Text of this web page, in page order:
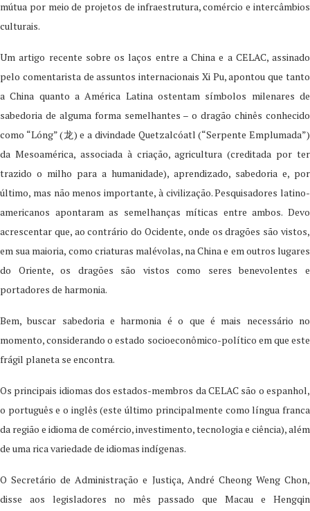
mútua por meio de projetos de infraestrutura, comércio e intercâmbios
culturais.
Um artigo recente sobre os laços entre a China e a CELAC, assinado
pelo comentarista de assuntos internacionais Xi Pu, apontou que tanto
a China quanto a América Latina ostentam símbolos milenares de
sabedoria de alguma forma semelhantes – o dragão chinês conhecido
como “Lóng” (龙) e a divindade Quetzalcóatl (“Serpente Emplumada”)
da Mesoamérica, associada à criação, agricultura (creditada por ter
trazido o milho para a humanidade), aprendizado, sabedoria e, por
último, mas não menos importante, à civilização. Pesquisadores latino-
americanos apontaram as semelhanças míticas entre ambos. Devo
acrescentar que, ao contrário do Ocidente, onde os dragões são vistos,
em sua maioria, como criaturas malévolas, na China e em outros lugares
do Oriente, os dragões são vistos como seres benevolentes e
portadores de harmonia.
Bem, buscar sabedoria e harmonia é o que é mais necessário no
momento, considerando o estado socioeconômico-político em que este
frágil planeta se encontra.
Os principais idiomas dos estados-membros da CELAC são o espanhol,
o português e o inglês (este último principalmente como língua franca
da região e idioma de comércio, investimento, tecnologia e ciência), além
de uma rica variedade de idiomas indígenas.
O Secretário de Administração e Justiça, André Cheong Weng Chon,
disse aos legisladores no mês passado que Macau e Hengqin